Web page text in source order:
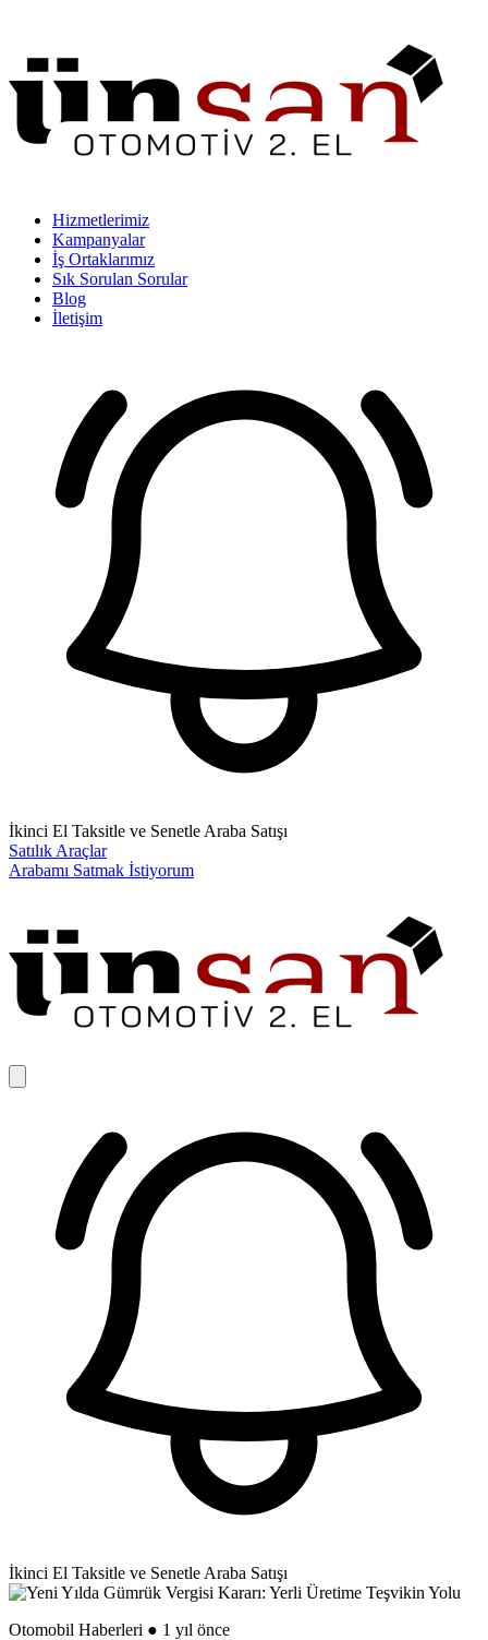
Hizmetlerimiz
Kampanyalar
İş Ortaklarımız
Sık Sorulan Sorular
Blog
İletişim
İkinci El Taksitle ve Senetle Araba Satışı
Satılık Araçlar
Arabamı Satmak İstiyorum
İkinci El Taksitle ve Senetle Araba Satışı
Otomobil Haberleri ● 1 yıl önce